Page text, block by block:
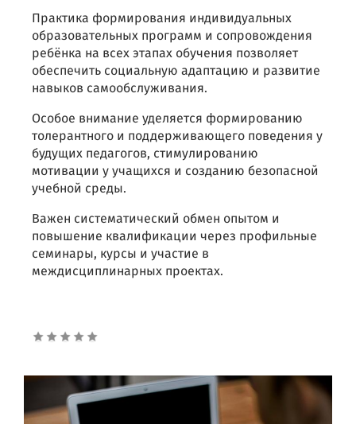
Практика формирования индивидуальных
образовательных программ и сопровождения
ребёнка на всех этапах обучения позволяет
обеспечить социальную адаптацию и развитие
навыков самообслуживания.
Особое внимание уделяется формированию
толерантного и поддерживающего поведения у
будущих педагогов, стимулированию
мотивации у учащихся и созданию безопасной
учебной среды.
Важен систематический обмен опытом и
повышение квалификации через профильные
семинары, курсы и участие в
междисциплинарных проектах.